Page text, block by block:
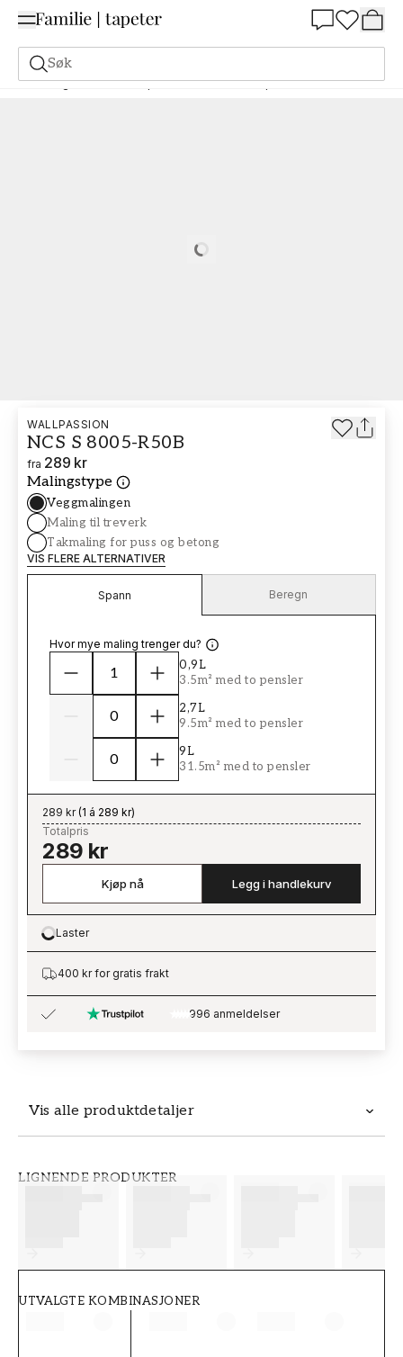
Søk
Maling Bestill basert på NCS Bestill basert på NCS 8005-R50B
Loading…
Vis alle produktdetaljer
LIGNENDE PRODUKTER
UTVALGTE KOMBINASJONER
WALLPASSION
NCS S 8005-R50B
fra 289 kr
Malingstype
Veggmalingen
Maling til treverk
Takmaling for puss og betong
VIS FLERE ALTERNATIVER
Spann Beregn
Hvor mye maling trenger du?
0,9L
3.5m² med to pensler
2,7L
9.5m² med to pensler
9L
31.5m² med to pensler
289 kr(1 á 289 kr)
Totalpris
289 kr
Kjøp nå Legg i handlekurv
Loading…
Laster
400 kr for gratis frakt
996 anmeldelser